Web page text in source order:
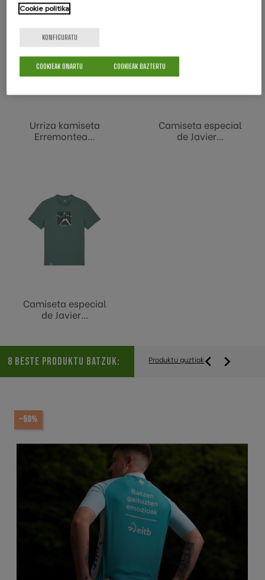
Urriza kamiseta
Erremontea...
Camiseta especial
de Javier...
Camiseta especial
de Javier...
8 BESTE PRODUKTU BATZUK: Produktu guztiak
−50%

Cookie politika
KONFIGURATU
COOKIEAK BAZTERTU
COOKIEAK ONARTU